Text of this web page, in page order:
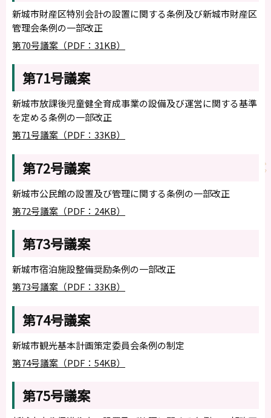
新城市財産区特別会計の設置に関する条例及び新城市財産区
管理会条例の一部改正
第70号議案（PDF：31KB）
第71号議案
新城市放課後児童健全育成事業の設備及び運営に関する基準
を定める条例の一部改正
第71号議案（PDF：33KB）
第72号議案
新城市公民館の設置及び管理に関する条例の一部改正
第72号議案（PDF：24KB）
第73号議案
新城市宿泊施設整備奨励条例の一部改正
第73号議案（PDF：33KB）
第74号議案
新城市観光基本計画策定委員会条例の制定
第74号議案（PDF：54KB）
第75号議案